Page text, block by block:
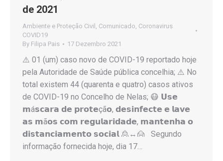
de 2021
Ambiente e Proteção Civil Comunicado Coronavirus
COVID19
By Filipa Pais 17 Dezembro 2021
⚠️ 01 (um) caso novo de COVID-19 reportado hoje
pela Autoridade de Saúde pública concelhia; ⚠️ No
total existem 44 (quarenta e quatro) casos ativos
de COVID-19 no Concelho de Nelas; 😷 𝗨𝘀𝗲
𝗺á𝘀𝗰𝗮𝗿𝗮 𝗱𝗲 𝗽𝗿𝗼𝘁𝗲çã𝗼, 𝗱𝗲𝘀𝗶𝗻𝗳𝗲𝗰𝘁𝗲 𝗲 𝗹𝗮𝘃𝗲
𝗮𝘀 𝗺ã𝗼𝘀 𝗰𝗼𝗺 𝗿𝗲𝗴𝘂𝗹𝗮𝗿𝗶𝗱𝗮𝗱𝗲, 𝗺𝗮𝗻𝘁𝗲𝗻𝗵𝗮 𝗼
𝗱𝗶𝘀𝘁𝗮𝗻𝗰𝗶𝗮𝗺𝗲𝗻𝘁𝗼 𝘀𝗼𝗰𝗶𝗮𝗹 🙎↔️🙍 Segundo
informação fornecida hoje, dia 17…